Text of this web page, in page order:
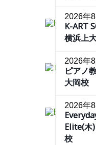
2026年
K-ART
横浜上
2026年
ピアノ
大岡校
2026年
Elite(木
校